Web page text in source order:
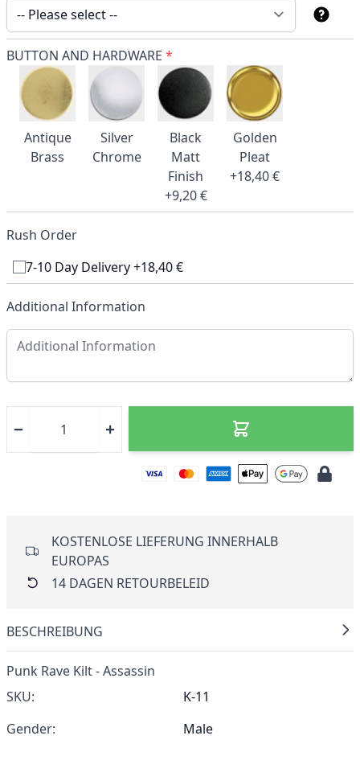
BUTTON AND HARDWARE *
Antique
Brass
Silver
Chrome
Black
Matt
Finish
+9,20 €
Golden
Pleat
+18,40 €
Rush Order
7-10 Day Delivery +18,40 €
Additional Information
KOSTENLOSE LIEFERUNG INNERHALB
EUROPAS
14 DAGEN RETOURBELEID
BESCHREIBUNG
Punk Rave Kilt - Assassin
SKU:
K-11
Gender:
Male